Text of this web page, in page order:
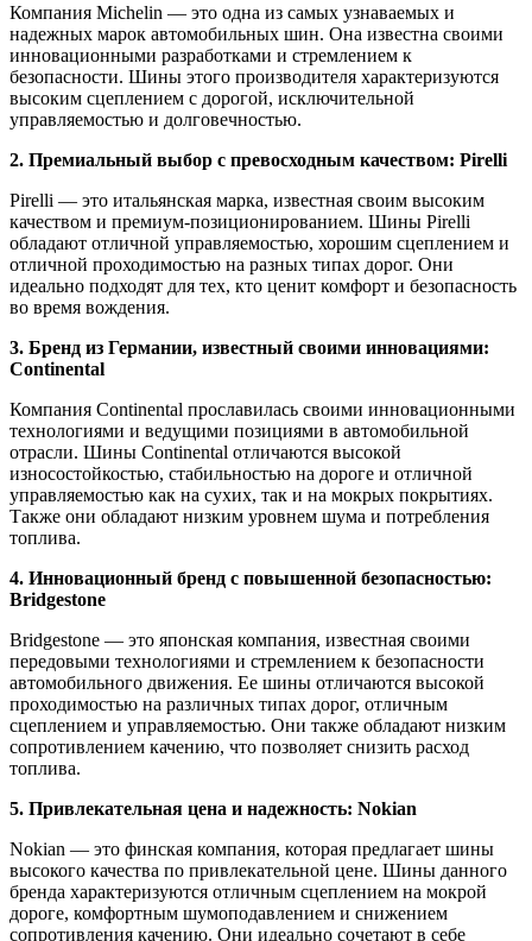
Компания Michelin — это одна из самых узнаваемых и
надежных марок автомобильных шин. Она известна своими
инновационными разработками и стремлением к
безопасности. Шины этого производителя характеризуются
высоким сцеплением с дорогой, исключительной
управляемостью и долговечностью.
2. Премиальный выбор с превосходным качеством: Pirelli
Pirelli — это итальянская марка, известная своим высоким
качеством и премиум-позиционированием. Шины Pirelli
обладают отличной управляемостью, хорошим сцеплением и
отличной проходимостью на разных типах дорог. Они
идеально подходят для тех, кто ценит комфорт и безопасность
во время вождения.
3. Бренд из Германии, известный своими инновациями:
Continental
Компания Continental прославилась своими инновационными
технологиями и ведущими позициями в автомобильной
отрасли. Шины Continental отличаются высокой
износостойкостью, стабильностью на дороге и отличной
управляемостью как на сухих, так и на мокрых покрытиях.
Также они обладают низким уровнем шума и потребления
топлива.
4. Инновационный бренд с повышенной безопасностью:
Bridgestone
Bridgestone — это японская компания, известная своими
передовыми технологиями и стремлением к безопасности
автомобильного движения. Ее шины отличаются высокой
проходимостью на различных типах дорог, отличным
сцеплением и управляемостью. Они также обладают низким
сопротивлением качению, что позволяет снизить расход
топлива.
5. Привлекательная цена и надежность: Nokian
Nokian — это финская компания, которая предлагает шины
высокого качества по привлекательной цене. Шины данного
бренда характеризуются отличным сцеплением на мокрой
дороге, комфортным шумоподавлением и снижением
сопротивления качению. Они идеально сочетают в себе